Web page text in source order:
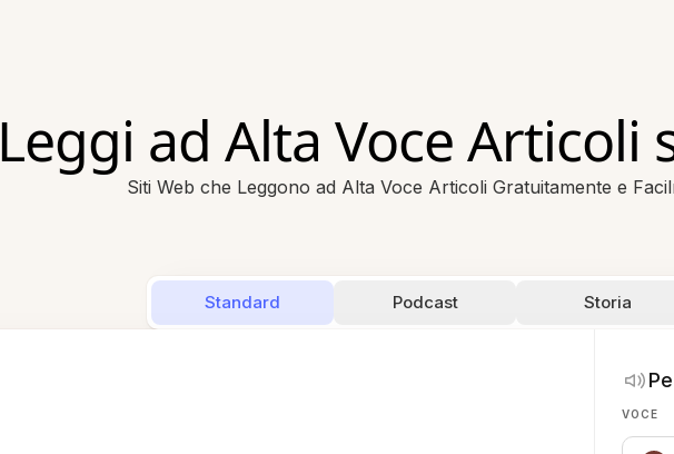
Leggi ad Alta Voce Articoli
Siti Web che Leggono ad Alta Voce Articoli Gratuitamente e
Standard Podcast Storia
VOCE